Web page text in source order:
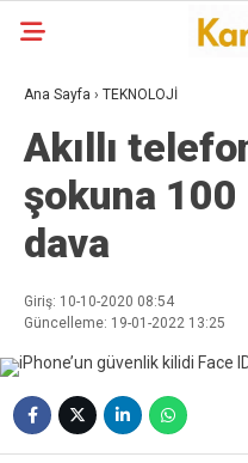
Ana Sayfa › TEKNOLOJİ
Akıllı
şokuna
dava
Giriş: 10-10-2020 08:54
Güncelleme: 19-01-2022 13:25